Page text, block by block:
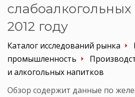
2012 году
Каталог исследований рынка
промышленность
и алкогольных напитков
Обзор содержит данные по